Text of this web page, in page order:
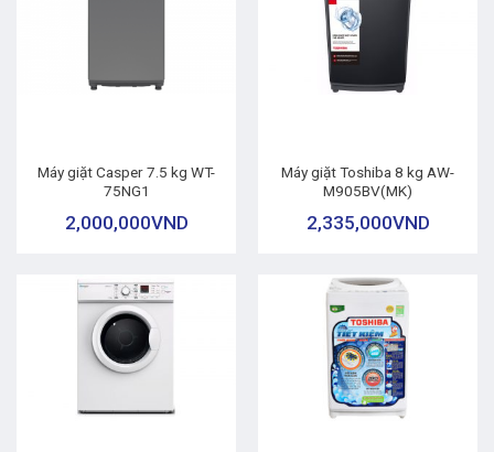
Máy giặt Casper 7.5 kg WT-
75NG1
2,000,000VND
Máy giặt Toshiba 8 kg AW-
M905BV(MK)
2,335,000VND